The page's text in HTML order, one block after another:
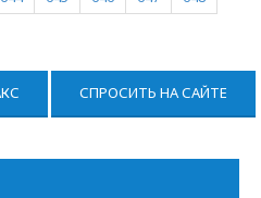
СПРОСИТЬ НА САЙТЕ